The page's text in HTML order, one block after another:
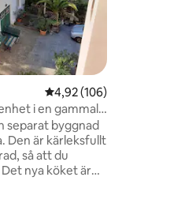
omdömen
4,92 av 5 i
4,92 (106)
i en gammal
separat byggnad
Den är kärleksfullt
så att du
nya köket är